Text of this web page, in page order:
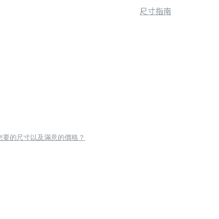
尺寸指南
要的尺寸以及滿意的價格？